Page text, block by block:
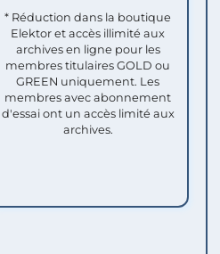
* Réduction dans la boutique
Elektor et accès illimité aux
archives en ligne pour les
membres titulaires GOLD ou
GREEN uniquement. Les
membres avec abonnement
d'essai ont un accès limité aux
archives.